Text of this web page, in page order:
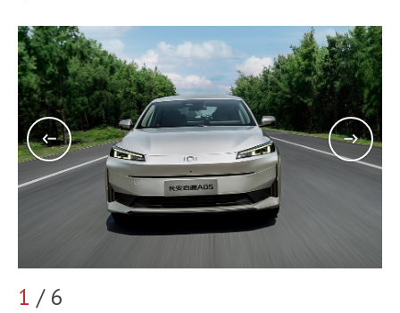
1 / 6